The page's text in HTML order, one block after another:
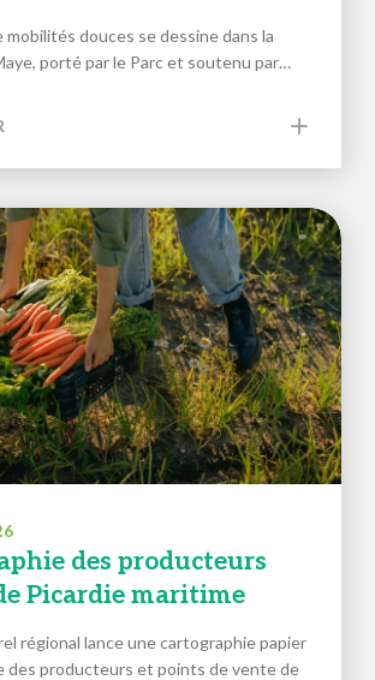
mobilités douces se dessine dans la
porté par le Parc et soutenu par…
des producteurs
Picardie maritime
régional lance une cartographie papier
des producteurs et points de vente de